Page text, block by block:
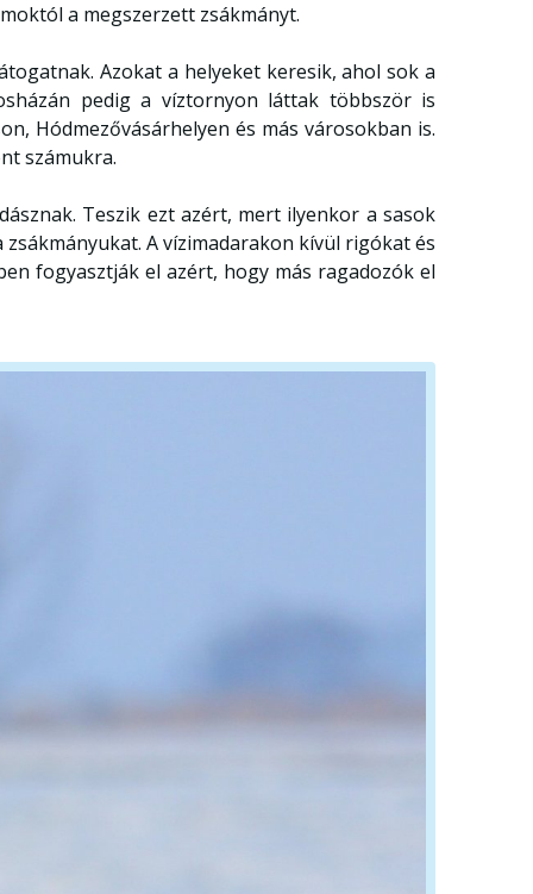
a megszerzett zsákmányt.
Azokat a helyeket keresik, ahol sok a
pedig a víztornyon láttak többször is
Hódmezővásárhelyen és más városokban is.
számukra.
Teszik ezt azért, mert ilyenkor a sasok
A vízimadarakon kívül rigókat és
fogyasztják el azért, hogy más ragadozók el